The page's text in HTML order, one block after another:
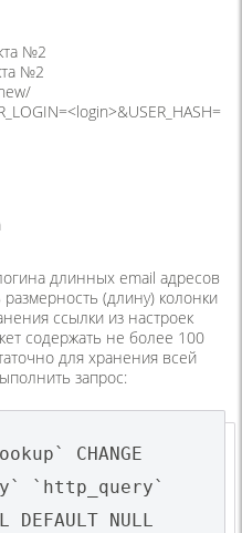
№2
№2
длинных email адресов
(длину) колонки
ссылки из настроек
содержать не более 100
для хранения всей
запрос:
CHANGE
`http_query`
DEFAULT NULL